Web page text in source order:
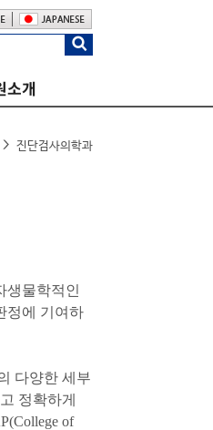
소개
진단검사의학과
물학적인
정에 기여하
다양한 세부
정확하게
of